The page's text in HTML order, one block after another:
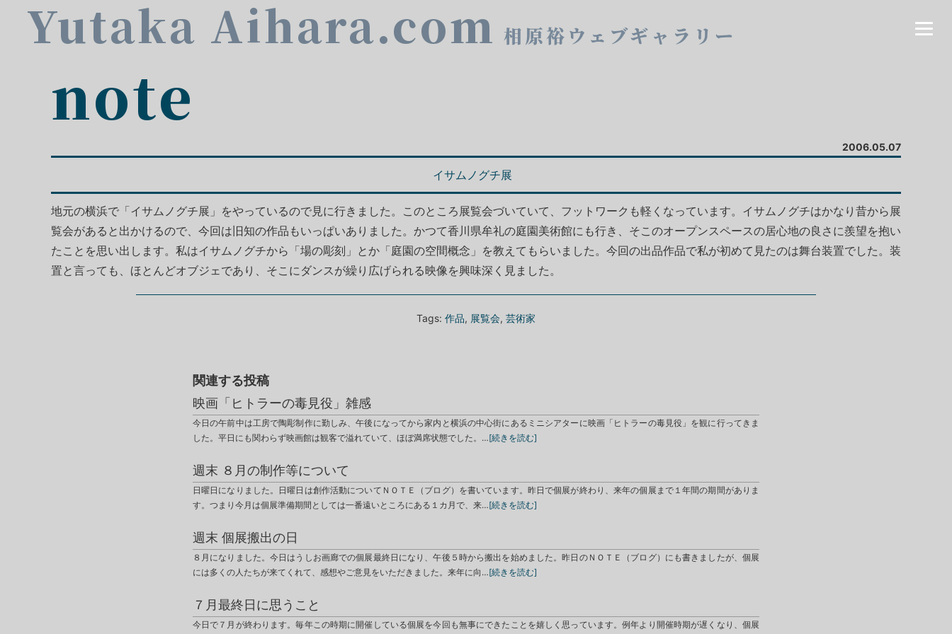
Yutaka Aihara.com 相原裕ウェブギャラリー
note
2006.05.07
イサムノグチ展
地元の横浜で「イサムノグチ展」をやっているので見に行きました。このところ展覧会づいていて、フットワークも軽くなっています。イサムノグチはかなり昔から展
覧会があると出かけるので、今回は旧知の作品もいっぱいありました。かつて香川県牟礼の庭園美術館にも行き、そこのオープンスペースの居心地の良さに羨望を抱い
たことを思い出します。私はイサムノグチから「場の彫刻」とか「庭園の空間概念」を教えてもらいました。今回の出品作品で私が初めて見たのは舞台装置でした。装
置と言っても、ほとんどオブジェであり、そこにダンスが繰り広げられる映像を興味深く見ました。
Tags: 作品, 展覧会, 芸術家
関連する投稿
映画「ヒトラーの毒見役」雑感
今日の午前中は工房で陶彫制作に勤しみ、午後になってから家内と横浜の中心街にあるミニシアターに映画「ヒトラーの毒見役」を観に行ってきま
した。平日にも関わらず映画館は観客で溢れていて、ほぼ満席状態でした。…[続きを読む]
週末 ８月の制作等について
日曜日になりました。日曜日は創作活動についてＮＯＴＥ（ブログ）を書いています。昨日で個展が終わり、来年の個展まで１年間の期間がありま
す。つまり今月は個展準備期間としては一番遠いところにある１カ月で、来…[続きを読む]
週末 個展搬出の日
８月になりました。今日はうしお画廊での個展最終日になり、午後５時から搬出を始めました。昨日のＮＯＴＥ（ブログ）にも書きましたが、個展
には多くの人たちが来てくれて、感想やご意見をいただきました。来年に向…[続きを読む]
７月最終日に思うこと
今日で７月が終わります。毎年この時期に開催している個展を今回も無事にできたことを嬉しく思っています。例年より開催時期が遅くなり、個展